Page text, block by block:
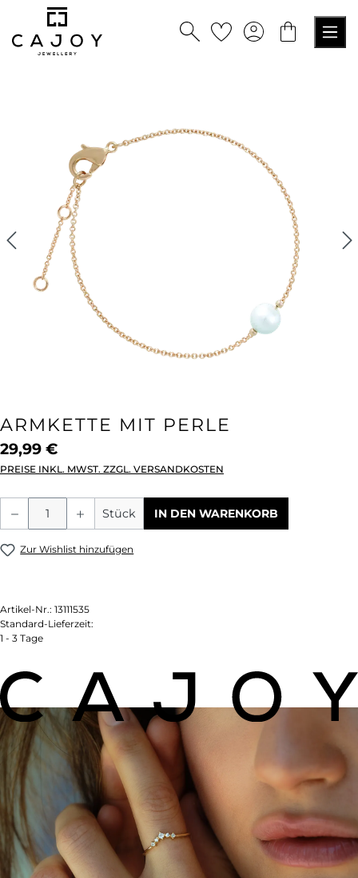
springen
ARMKETTE MIT PERLE
29,99 €
PREISE INKL. MWST. ZZGL. VERSANDKOSTEN
Produkt Anzahl: Gib den gewünschten
Stück IN DEN WARENKORB
Zur Wishlist hinzufügen
Artikel-Nr.: 13111535
Standard-Lieferzeit:
1 - 3 Tage